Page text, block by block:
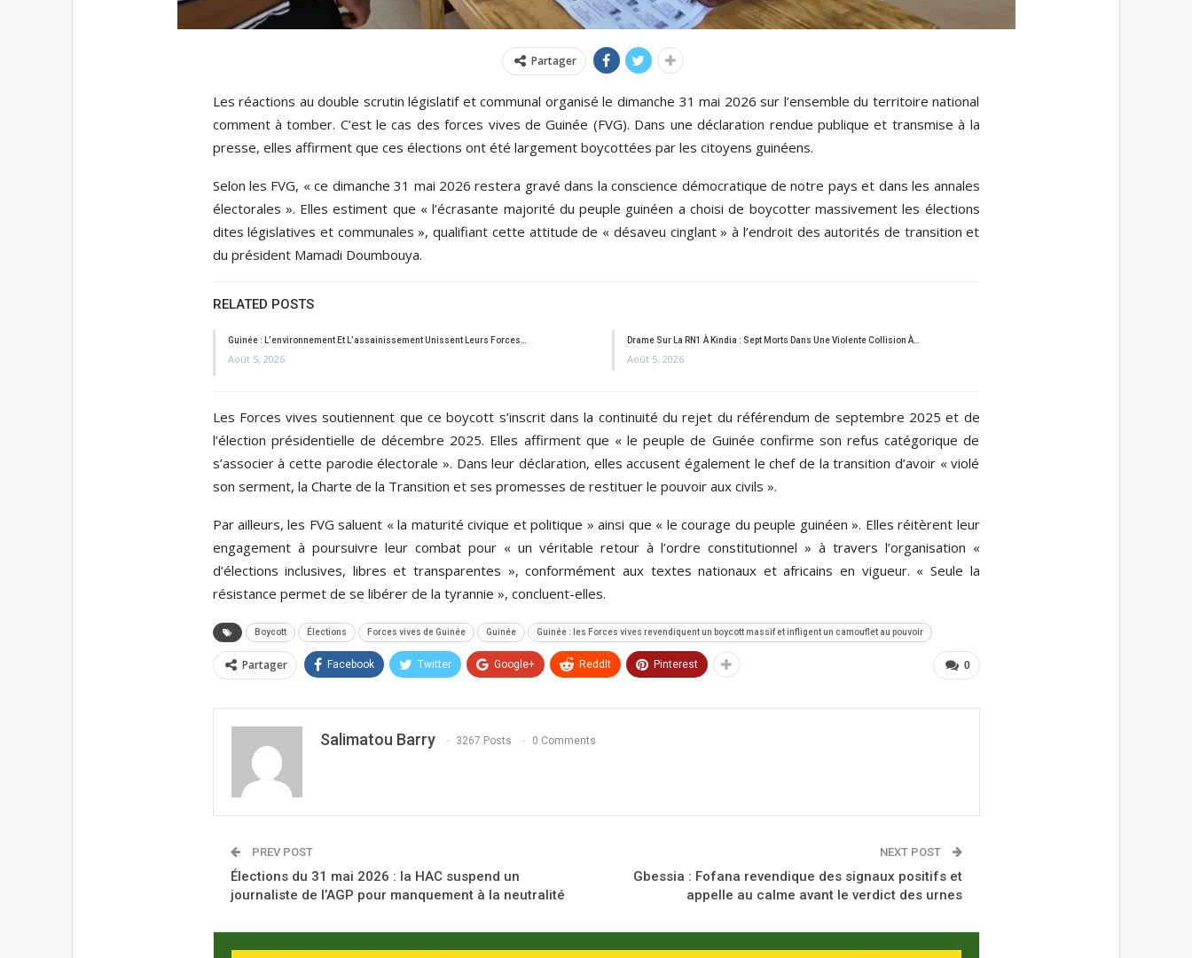
Partager
Les réactions au double scrutin législatif et communal organisé le dimanche 31 mai 2026 sur l’ensemble du territoire national
comment à tomber. C’est le cas des forces vives de Guinée (FVG). Dans une déclaration rendue publique et transmise à la
presse, elles affirment que ces élections ont été largement boycottées par les citoyens guinéens.
Selon les FVG, « ce dimanche 31 mai 2026 restera gravé dans la conscience démocratique de notre pays et dans les annales
électorales ». Elles estiment que « l’écrasante majorité du peuple guinéen a choisi de boycotter massivement les élections
dites législatives et communales », qualifiant cette attitude de « désaveu cinglant » à l’endroit des autorités de transition et
du président Mamadi Doumbouya.
RELATED POSTS
Guinée : L’environnement Et L’assainissement Unissent Leurs Forces…
Août 5, 2026
Drame Sur La RN1 À Kindia : Sept Morts Dans Une Violente Collision À…
Août 5, 2026
Les Forces vives soutiennent que ce boycott s’inscrit dans la continuité du rejet du référendum de septembre 2025 et de
l’élection présidentielle de décembre 2025. Elles affirment que « le peuple de Guinée confirme son refus catégorique de
s’associer à cette parodie électorale ». Dans leur déclaration, elles accusent également le chef de la transition d’avoir « violé
son serment, la Charte de la Transition et ses promesses de restituer le pouvoir aux civils ».
Par ailleurs, les FVG saluent « la maturité civique et politique » ainsi que « le courage du peuple guinéen ». Elles réitèrent leur
engagement à poursuivre leur combat pour « un véritable retour à l’ordre constitutionnel » à travers l’organisation «
d’élections inclusives, libres et transparentes », conformément aux textes nationaux et africains en vigueur. « Seule la
résistance permet de se libérer de la tyrannie », concluent-elles.
Boycott Élections Forces vives de Guinée Guinée Guinée : les Forces vives revendiquent un boycott massif et infligent un camouflet au pouvoir
0
Partager Facebook Twitter Google+ ReddIt Pinterest
Salimatou Barry 3267 Posts 0 Comments
PREV POST
Élections du 31 mai 2026 : la HAC suspend un
journaliste de l’AGP pour manquement à la neutralité
NEXT POST
Gbessia : Fofana revendique des signaux positifs et
appelle au calme avant le verdict des urnes